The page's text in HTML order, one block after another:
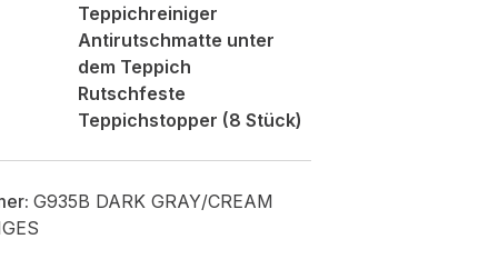
Teppichreiniger
Antirutschmatte unter
dem Teppich
Rutschfeste
Teppichstopper (8 Stück)
G935B DARK GRAY/CREAM